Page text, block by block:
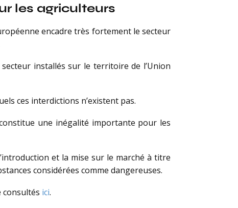
les agriculteurs
encadre très fortement le secteur
installés sur le territoire de l’Union
ces interdictions n’existent pas.
une inégalité importante pour les
et la mise sur le marché à titre
considérées comme dangereuses.
consultés ici.